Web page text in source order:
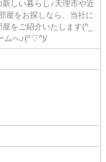
しい暮らし♪天理市や近
屋をお探しなら、当社に
をご紹介いたします(^_
ムへ♪(^▽^)/